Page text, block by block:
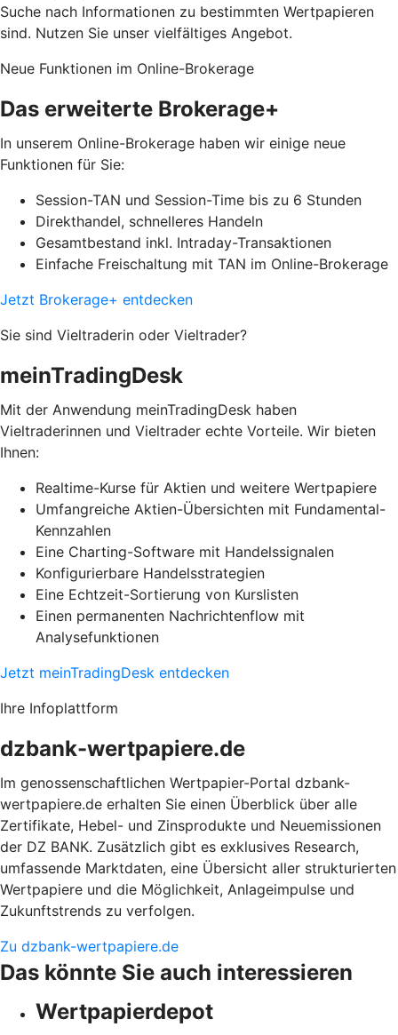
Suche nach Informationen zu bestimmten Wertpapieren
sind. Nutzen Sie unser vielfältiges Angebot.
Neue Funktionen im Online-Brokerage
Das erweiterte Brokerage+
In unserem Online-Brokerage haben wir einige neue
Funktionen für Sie:
Session-TAN und Session-Time bis zu 6 Stunden
Direkthandel, schnelleres Handeln
Gesamtbestand inkl. Intraday-Transaktionen
Einfache Freischaltung mit TAN im Online-Brokerage
Jetzt Brokerage+ entdecken
Sie sind Vieltraderin oder Vieltrader?
meinTradingDesk
Mit der Anwendung meinTradingDesk haben
Vieltraderinnen und Vieltrader echte Vorteile. Wir bieten
Ihnen:
Realtime-Kurse für Aktien und weitere Wertpapiere
Umfangreiche Aktien-Übersichten mit Fundamental-
Kennzahlen
Eine Charting-Software mit Handelssignalen
Konfigurierbare Handelsstrategien
Eine Echtzeit-Sortierung von Kurslisten
Einen permanenten Nachrichtenflow mit
Analysefunktionen
Jetzt meinTradingDesk entdecken
Ihre Infoplattform
dzbank-wertpapiere.de
Im genossenschaftlichen Wertpapier-Portal dzbank-
wertpapiere.de erhalten Sie einen Überblick über alle
Zertifikate, Hebel- und Zinsprodukte und Neuemissionen
der DZ BANK. Zusätzlich gibt es exklusives Research,
umfassende Marktdaten, eine Übersicht aller strukturierten
Wertpapiere und die Möglichkeit, Anlageimpulse und
Zukunftstrends zu verfolgen.
Zu dzbank-wertpapiere.de
Das könnte Sie auch interessieren
Wertpapierdepot